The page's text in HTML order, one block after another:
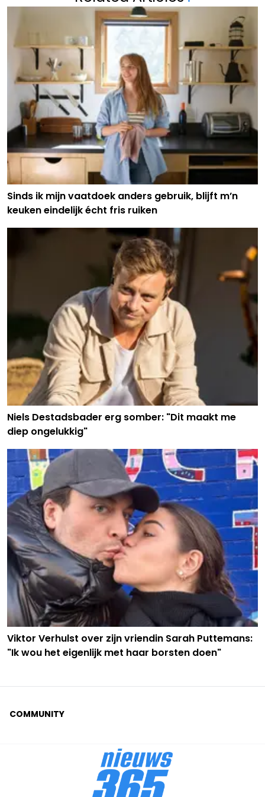
Sinds ik mijn vaatdoek anders gebruik, blijft m’n
keuken eindelijk écht fris ruiken
Niels Destadsbader erg somber: "Dit maakt me
diep ongelukkig"
Viktor Verhulst over zijn vriendin Sarah Puttemans:
"Ik wou het eigenlijk met haar borsten doen"
COMMUNITY